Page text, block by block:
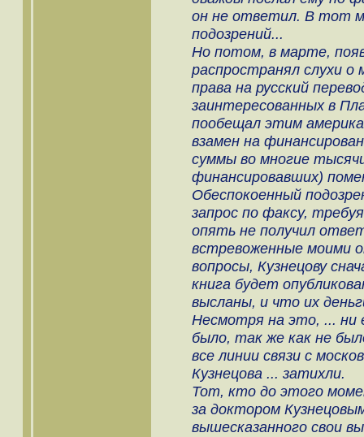
он не ответил. В тот
подозрений...
Но потом, в марте,
распространял слухи
права на русский
заинтересованных в
пообещал этим
взамен на
суммы во многие
финансировавших)
Обеспокоенный
запрос по факсу,
опять не получил
встревоженные моими
вопросы, Кузнецову
книга будет
высланы, и что их
Несмотря на это, ... ни
было, так же как не
все линии связи с
Кузнецова ... затихли.
Тот, кто до этого
за доктором
вышесказанного свои